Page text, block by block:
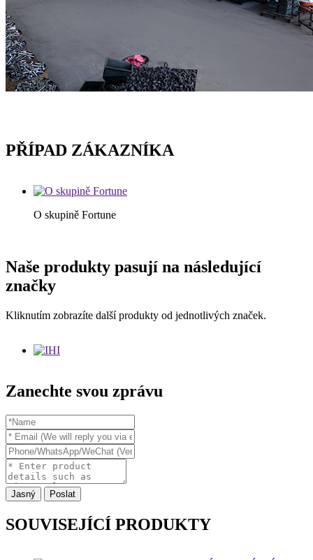
PŘÍPAD ZÁKAZNÍKA
O skupině Fortune
Naše produkty pasují na následující
značky
Kliknutím zobrazíte další produkty od jednotlivých značek.
Zanechte svou zprávu
Jasný Poslat
SOUVISEJÍCÍ PRODUKTY